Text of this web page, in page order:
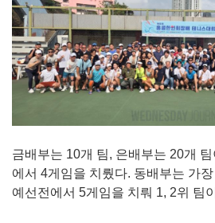
금배부는 10개 팀, 은배부는 20개
에서 4게임을 치뤘다. 동배부는 가
예선전에서 5게임을 치뤄 1, 2위 팀